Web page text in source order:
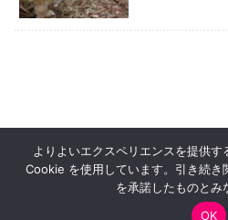
HOME
特定商取引法に基づく表記
犬曰く All
よりよいエクスペリエンスを提供
Cookie を使用しています。引き続
を承諾したものとみ
OK